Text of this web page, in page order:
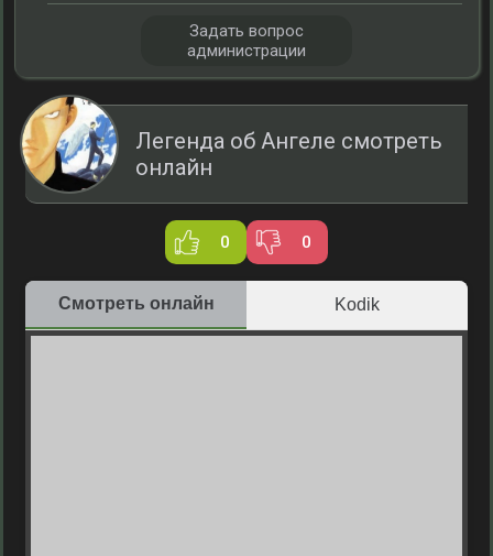
Легенда об Ангеле смотреть
онлайн
0 0
Смотреть онлайн Kodik
Задать вопрос
администрации